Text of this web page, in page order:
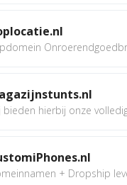
bieden hierbij onze
+ Dropship